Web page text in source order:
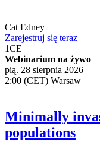
Cat Edney
Zarejestruj się teraz
1CE
Webinarium na żywo
pią. 28 sierpnia 2026
2:00 (CET) Warsaw
Minimally
populations